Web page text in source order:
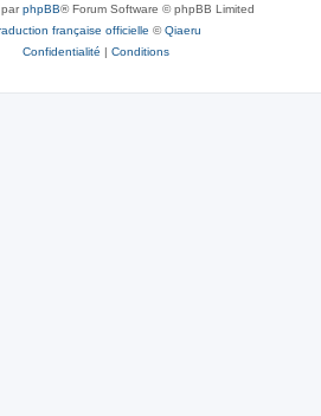
parphpBB® Forum Software © phpBB Limited
française officielle ©Qiaeru
Confidentialité | Conditions